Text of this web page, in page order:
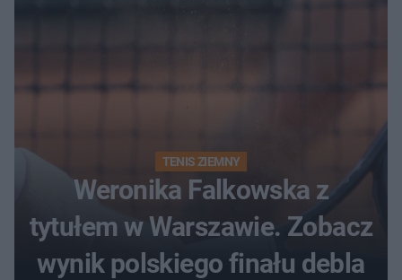
TENIS ZIEMNY
Weronika Falkowska z
tytułem w Warszawie. Zobacz
wynik polskiego finału debla